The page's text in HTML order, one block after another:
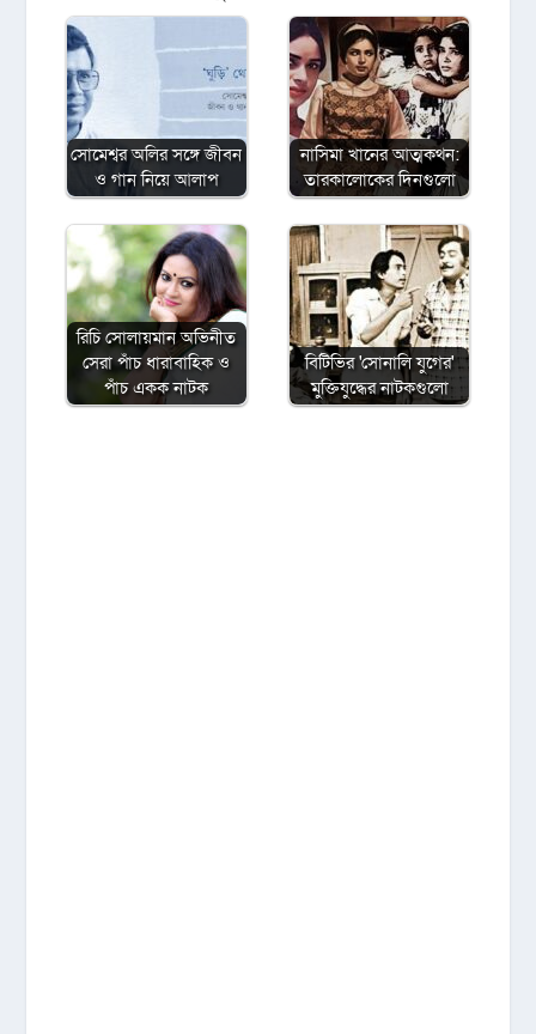
সোমেশ্বর অলির সঙ্গে জীবন
ও গান নিয়ে আলাপ
নাসিমা খানের আত্মকথন:
তারকালোকের দিনগুলো
রিচি সোলায়মান অভিনীত
সেরা পাঁচ ধারাবাহিক ও
পাঁচ একক নাটক
বিটিভির ‌'সোনালি যুগের'
মুক্তিযুদ্ধের নাটকগুলো